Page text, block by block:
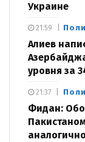
Украине
Алиев
уровня за
21:59
Фидан:
21:37